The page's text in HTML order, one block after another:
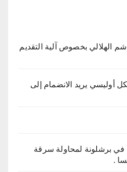
الهلالي بخصوص آلية التقديم
أوليسي يريد الانضمام إلى
برشلونة لمحاولة سرقة
.